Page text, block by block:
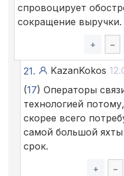
спровоцирует
сокращение выручки.
+ –
21. KazanKokos
(17) Операторы
технологией
скорее всего
самой большой
срок.
+ –